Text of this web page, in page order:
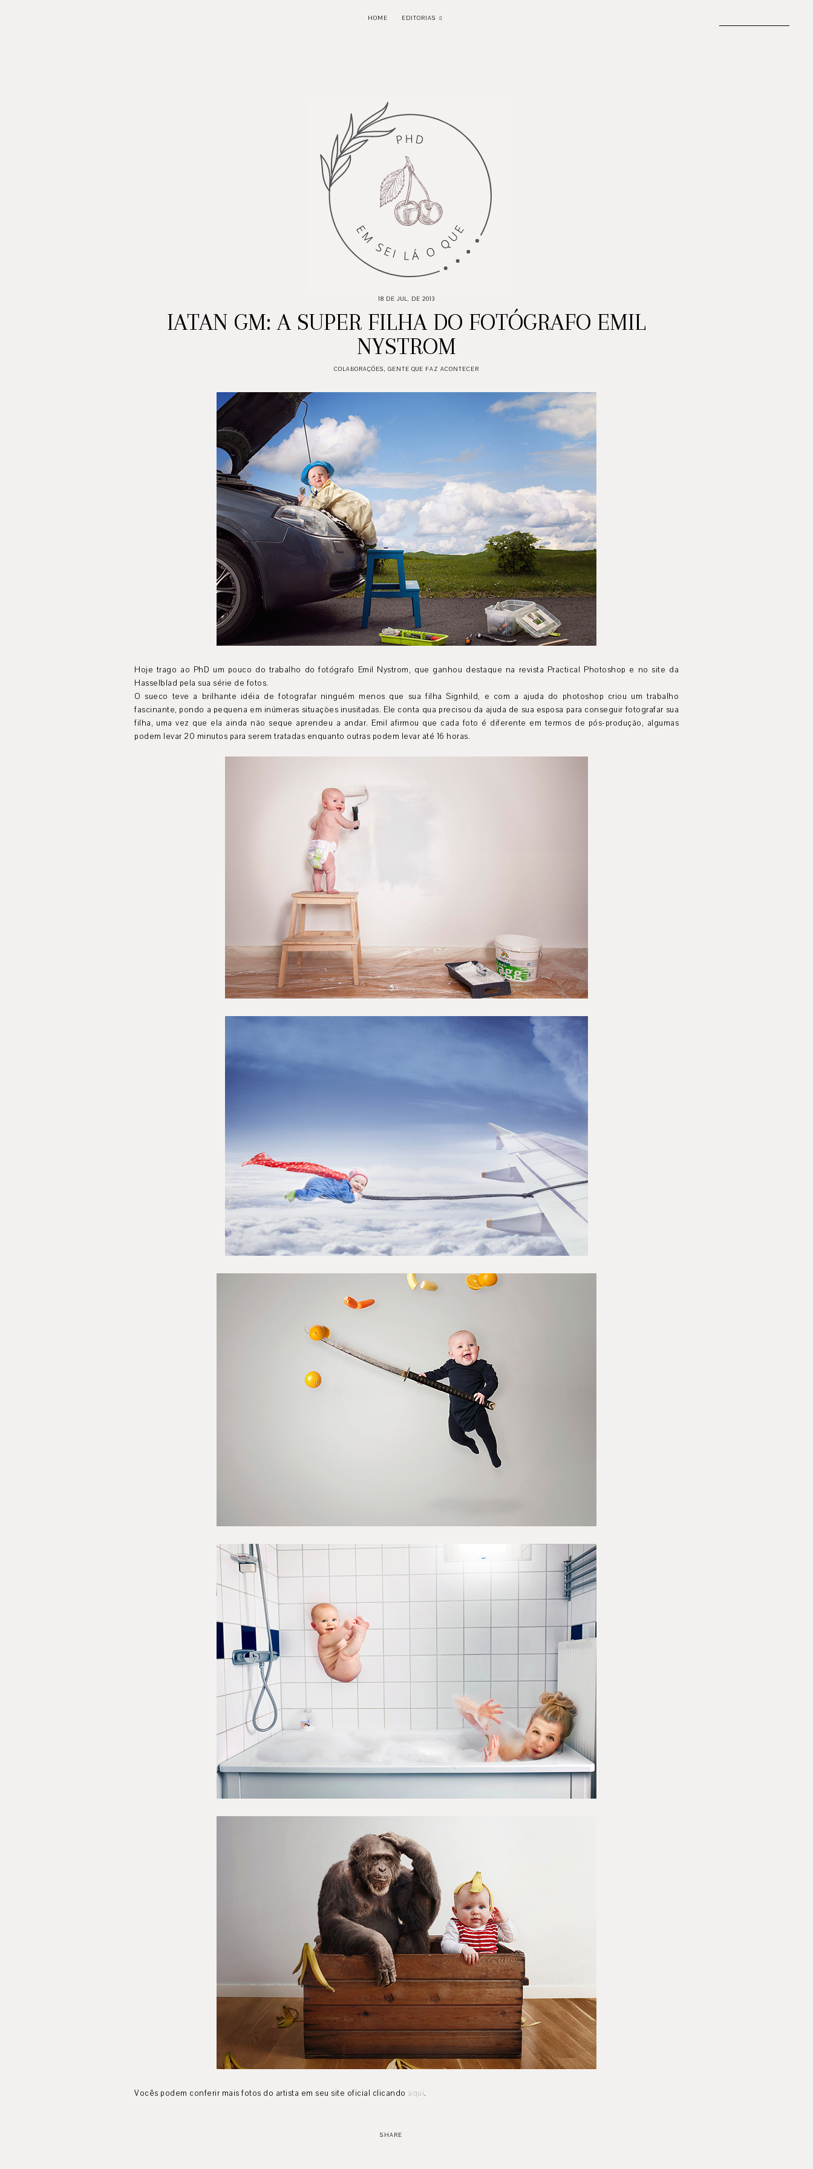
HOME EDITORIAS
18 DE JUL. DE 2013
IATAN GM: A SUPER FILHA DO FOTÓGRAFO EMIL
NYSTROM
COLABORAÇÕES, GENTE QUE FAZ ACONTECER
Hoje trago ao PhD um pouco do trabalho do fotógrafo Emil Nystrom, que ganhou destaque na revista Practical Photoshop e no site da
Hasselblad pela sua série de fotos.
O sueco teve a brilhante idéia de fotografar ninguém menos que sua filha Signhild, e com a ajuda do photoshop criou um trabalho
fascinante, pondo a pequena em inúmeras situações inusitadas. Ele conta qua precisou da ajuda de sua esposa para conseguir fotografar sua
filha, uma vez que ela ainda não seque aprendeu a andar. Emil afirmou que cada foto é diferente em termos de pós-produção, algumas
podem levar 20 minutos para serem tratadas enquanto outras podem levar até 16 horas.
Vocês podem conferir mais fotos do artista em seu site oficial clicando aqui.
SHARE